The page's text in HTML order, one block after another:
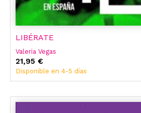
LIBÉRATE
Valeria Vegas
21,95 €
Disponible en 4-5 días